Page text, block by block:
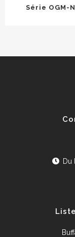
Série OGM-
Du